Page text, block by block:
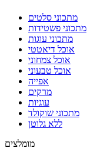
מתכוני סלטים
מתכוני פשטידות
מתכוני עוגות
אוכל דיאטטי
אוכל צמחוני
אוכל טבעוני
אפייה
מרקים
עוגיות
מתכוני שוקולד
ללא גלוטן
מומלצים